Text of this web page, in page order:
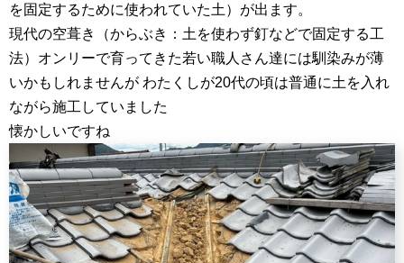
を固定するために使われていた土）が出ます。
現代の空葺き（からぶき：土を使わず釘などで固定する工
法）オンリーで育ってきた若い職人さん達には馴染みが薄
いかもしれませんが わたくしが20代の頃は普通に土を入れ
ながら施工していました
懐かしいですね